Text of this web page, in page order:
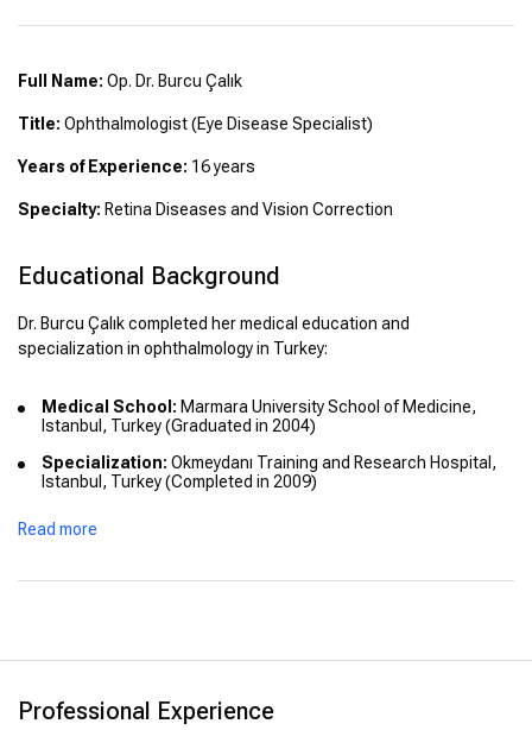
Full Name: Op. Dr. Burcu Çalık
Title: Ophthalmologist (Eye Disease Specialist)
Years of Experience: 16 years
Specialty: Retina Diseases and Vision Correction
Educational Background
Dr. Burcu Çalık completed her medical education and
specialization in ophthalmology in Turkey:
Medical School: Marmara University School of Medicine,
Istanbul, Turkey (Graduated in 2004)
Specialization: Okmeydanı Training and Research Hospital,
Istanbul, Turkey (Completed in 2009)
Read more
Professional Experience